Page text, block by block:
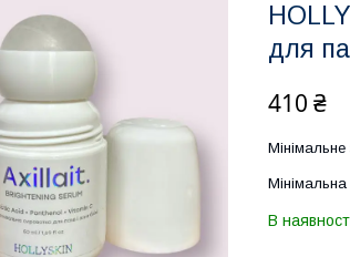
для
410 ₴
В